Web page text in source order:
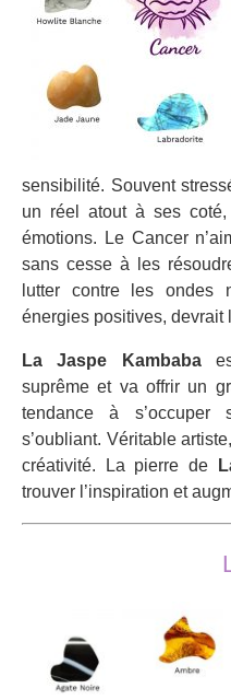
sensibilité. Souvent
un réel atout à ses coté,
émotions. Le Cancer
sans cesse à les
lutter contre les ondes
énergies positives, devrait
La Jaspe Kambaba
suprême et va offrir un
tendance à
s’oubliant. Véritable
créativité. La pierre de
trouver l’inspiration et